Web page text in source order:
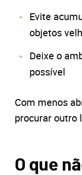
Evite
objetos
Deixe o
possível
Com menos
procurar outro
O que